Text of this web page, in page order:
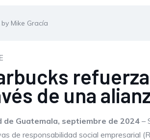
by Mike Gracía
de una
de Guatemala, septiembre de 2024 –
de responsabilidad social empresarial